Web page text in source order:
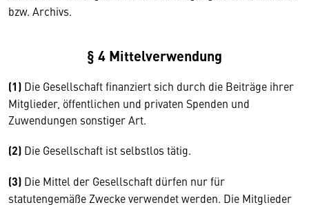
bzw. Archivs.
§ 4 Mittelverwendung
(1) Die Gesellschaft finanziert sich durch die Beiträge ihrer
Mitglieder, öffentlichen und privaten Spenden und
Zuwendungen sonstiger Art.
(2) Die Gesellschaft ist selbstlos tätig.
(3) Die Mittel der Gesellschaft dürfen nur für
statutengemäße Zwecke verwendet werden. Die Mitglieder